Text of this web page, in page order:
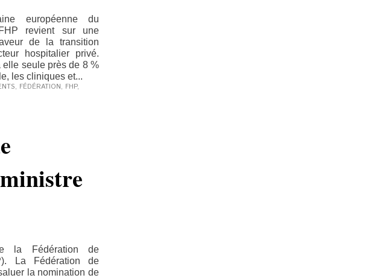
européenne du
revient sur une
de la transition
hospitalier privé.
seule près de 8 %
les cliniques et...
, FÉDÉRATION, FHP,
la Fédération de
La Fédération de
la nomination de